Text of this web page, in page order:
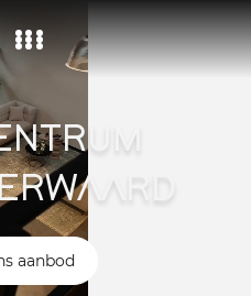
ons
aanbod